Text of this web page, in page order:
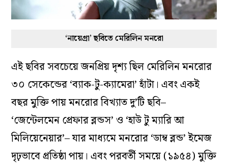
‘নায়েগ্রা’ ছবিতে মেরিলিন মনরো
এই ছবির সবচেয়ে জনপ্রিয় দৃশ্য ছিল মেরিলিন মনরোর
৩০ সেকেন্ডের ‘ব্যাক-টু-ক্যামেরা’ হাঁটা। এবং একই
বছর মুক্তি পায় মনরোর বিখ্যাত দু’টি ছবি–
‘জেন্টেলমেন প্রেফার ব্লন্ডস’ ও ‘হাউ টু ম্যারি আ
মিলিয়েনেয়ার’– যার মাধ্যমে মনরোর ‘ডাম্ব ব্লন্ড’ ইমেজ
দৃঢ়ভাবে প্রতিষ্ঠা পায়। এবং পরবর্তী সময়ে (১৯৫৪) মুক্তি